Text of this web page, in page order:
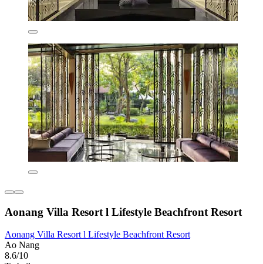
Aonang Villa Resort l Lifestyle Beachfront Resort
Aonang Villa Resort l Lifestyle Beachfront Resort
Ao Nang
8.6/10